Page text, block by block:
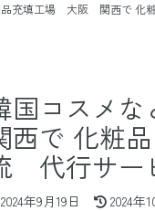
充填工場 大阪 関西で 化
国コスメ
西で 化粧
代行サー
2024年9月19日
最
2024年